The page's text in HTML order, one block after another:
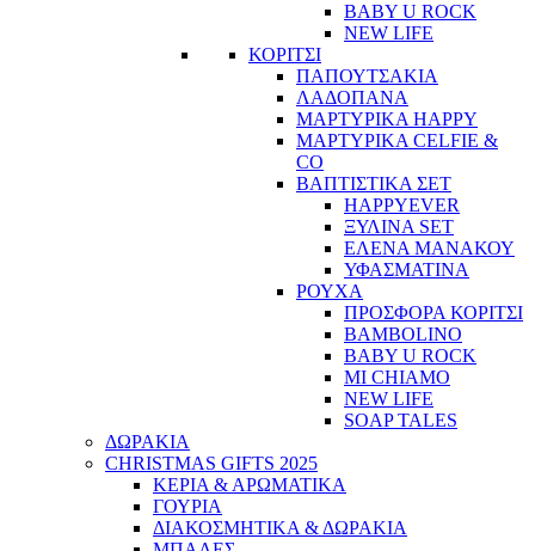
BABY U ROCK
NEW LIFE
ΚΟΡΙΤΣΙ
ΠΑΠΟΥΤΣΑΚΙΑ
ΛΑΔΟΠΑΝΑ
ΜΑΡΤΥΡΙΚΑ HAPPY
ΜΑΡΤΥΡΙΚΑ CELFIE &
CO
ΒΑΠΤΙΣΤΙΚΑ ΣΕΤ
HAPPYEVER
ΞΥΛΙΝΑ SET
ΕΛΕΝΑ ΜΑΝΑΚΟΥ
ΥΦΑΣΜΑΤΙΝΑ
ΡΟΥΧΑ
ΠΡΟΣΦΟΡΑ ΚΟΡΙΤΣΙ
BAMBOLINO
BABY U ROCK
MI CHIAMO
NEW LIFE
SOAP TALES
ΔΩΡΑΚΙΑ
CHRISTMAS GIFTS 2025
ΚΕΡΙΑ & ΑΡΩΜΑΤΙΚΑ
ΓΟΥΡΙΑ
ΔΙΑΚΟΣΜΗΤΙΚΑ & ΔΩΡΑΚΙΑ